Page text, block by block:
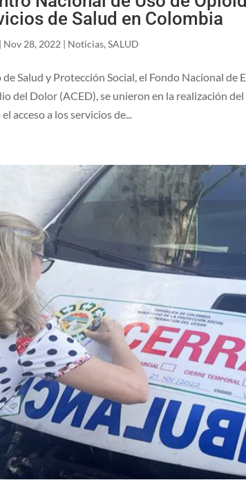
de Salud en Colombia
| Nov 28, 2022 | Noticias,SALUD
Salud y Protección Social, el Fondo Nacional
del Dolor (ACED), se unieron en la realización
acceso a los servicios de...